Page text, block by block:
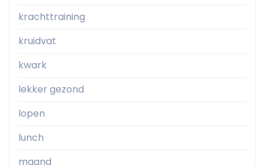
krachttraining
kruidvat
kwark
lekker gezond
lopen
lunch
maand